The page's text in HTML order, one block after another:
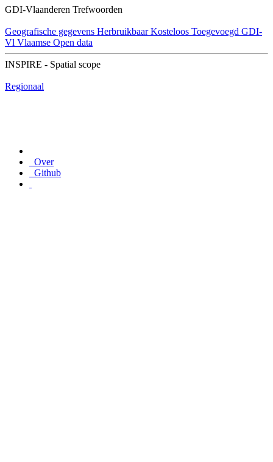
GDI-Vlaanderen Trefwoorden
Geografische gegevens Herbruikbaar Kosteloos Toegevoegd GDI-
Vl Vlaamse Open data
INSPIRE - Spatial scope
Regionaal
Over
Github